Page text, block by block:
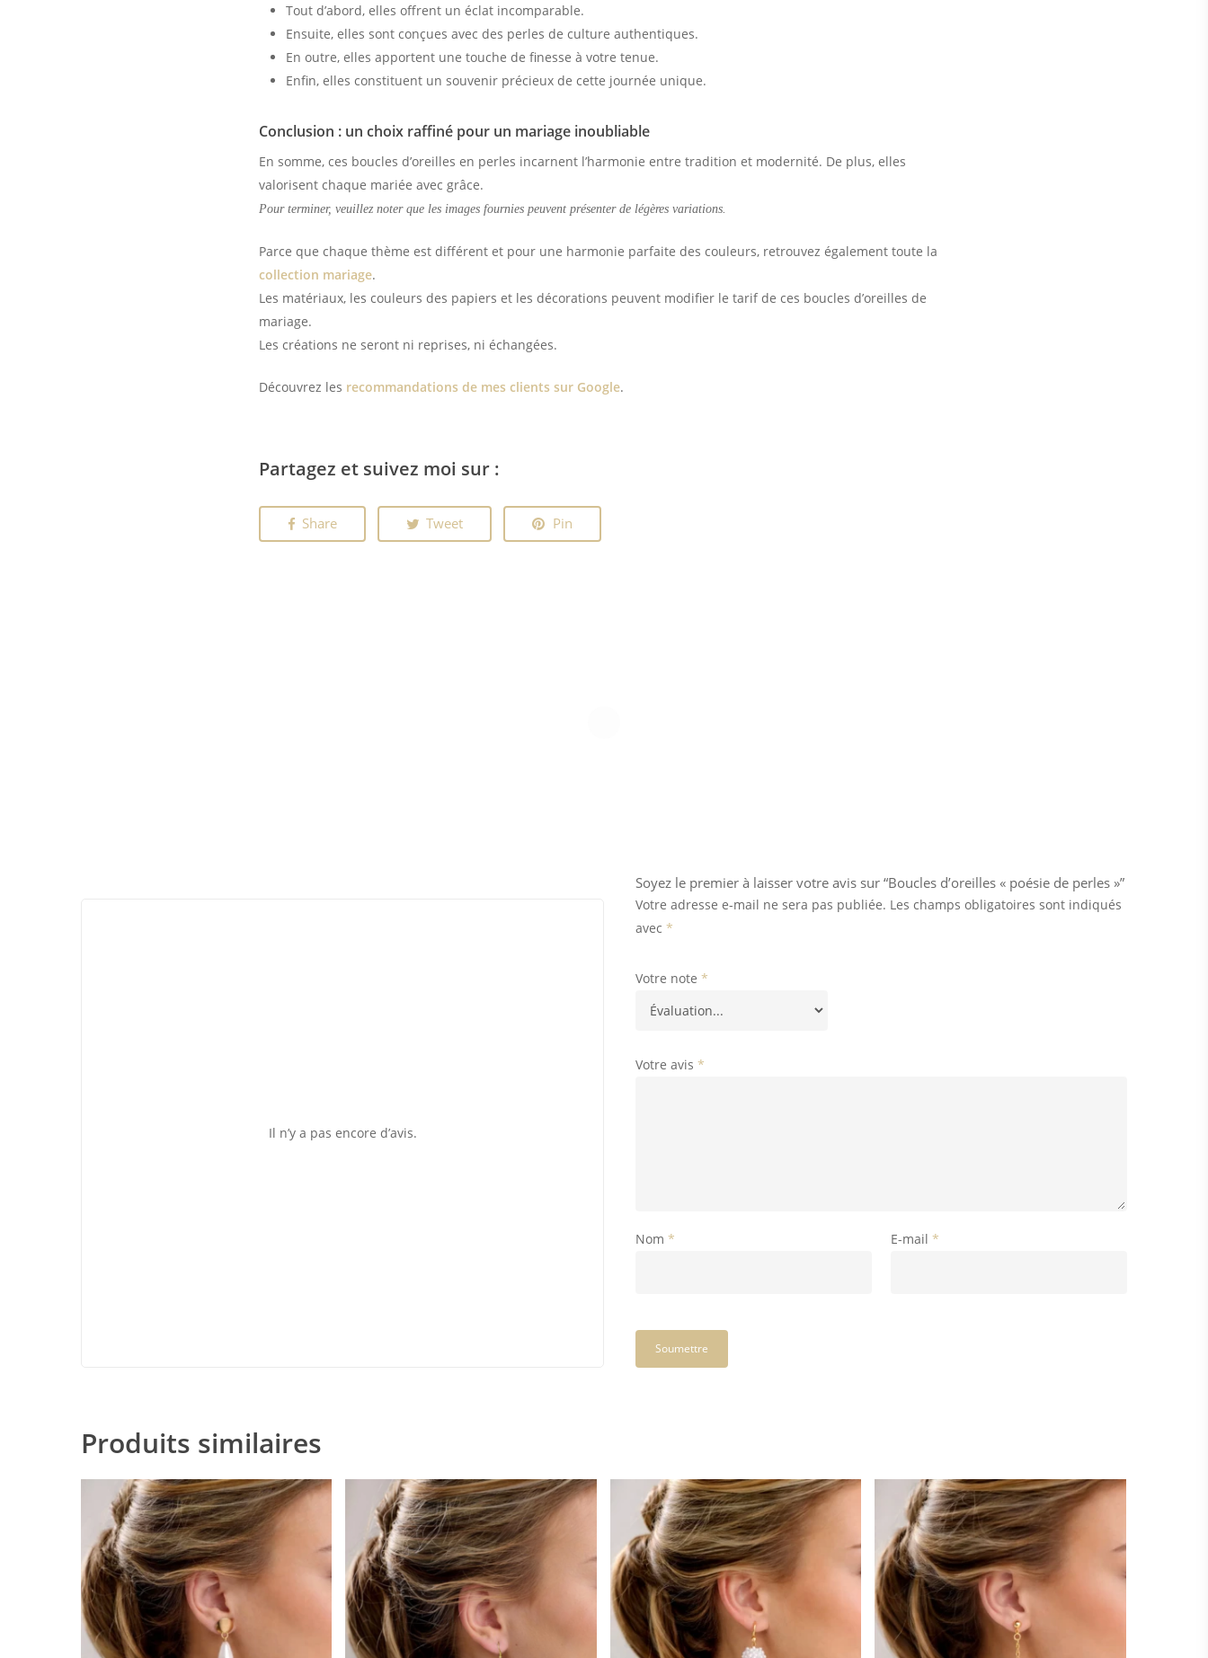
Tout d’abord, elles offrent un éclat incomparable.
Ensuite, elles sont conçues avec des perles de culture authentiques.
En outre, elles apportent une touche de finesse à votre tenue.
Enfin, elles constituent un souvenir précieux de cette journée unique.
Conclusion : un choix raffiné pour un mariage inoubliable
En somme, ces boucles d’oreilles en perles incarnent l’harmonie entre tradition et modernité. De plus, elles
valorisent chaque mariée avec grâce.
Pour terminer, veuillez noter que les images fournies peuvent présenter de légères variations.
Parce que chaque thème est différent et pour une harmonie parfaite des couleurs, retrouvez également toute la
collection mariage.
Les matériaux, les couleurs des papiers et les décorations peuvent modifier le tarif de ces boucles d’oreilles de
mariage.
Les créations ne seront ni reprises, ni échangées.
Découvrez les recommandations de mes clients sur Google.
Partagez et suivez moi sur :
Share Tweet Pin
Il n’y a pas encore d’avis.
Soyez le premier à laisser votre avis sur “Boucles d’oreilles « poésie de perles »”
Votre adresse e-mail ne sera pas publiée. Les champs obligatoires sont indiqués
avec *
Votre note *
Votre avis *
Nom * E-mail*
Produits similaires